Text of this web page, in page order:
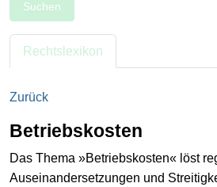
Suchen
Rechtslexikon
Zurück
Betriebskosten
Das Thema »Betriebskosten« löst
Auseinandersetzungen und